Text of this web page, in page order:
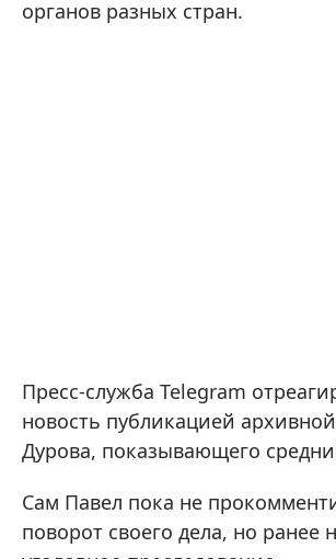
органов разных стран.
Пресс-служба Telegram
новость публикацией
Дурова, показывающего
Сам Павел пока не
поворот своего дела, но ранее